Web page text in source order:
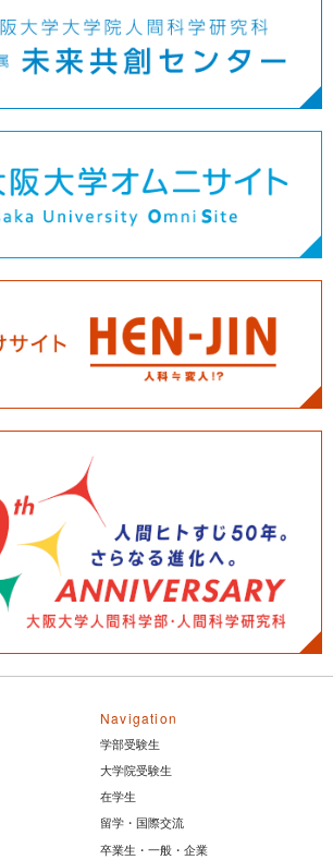
Navigation
学部受験生
大学院受験生
在学生
留学・国際交流
卒業生・一般・企業